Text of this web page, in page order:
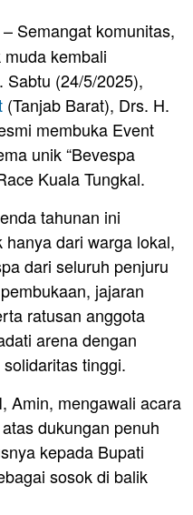
– Semangat komunitas,
kembali
Sabtu (24/5/2025),
(Tanjab Barat), Drs. H.
membuka Event
unik “Bevespa
Kuala Tungkal.
tahunan ini
dari warga lokal,
dari seluruh penjuru
jajaran
ratusan anggota
arena dengan
tinggi.
Amin, mengawali acara
dukungan penuh
kepada Bupati
sosok di balik